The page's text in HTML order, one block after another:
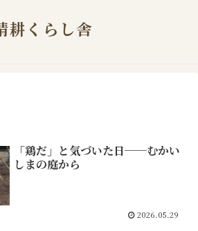
耕くらし舎
「鶏だ」と気づいた日──むかい
しまの庭から
2026.05.29